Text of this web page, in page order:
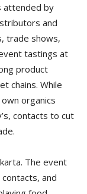
attended by
and
trade shows,
tastings at
product
chains. While
organics
contacts to cut
The event
and